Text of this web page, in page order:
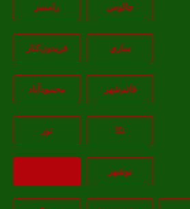
چالوس رامسر
ساري فريدون‌کنار
قائم‌شهر محمودآباد
نوشهر